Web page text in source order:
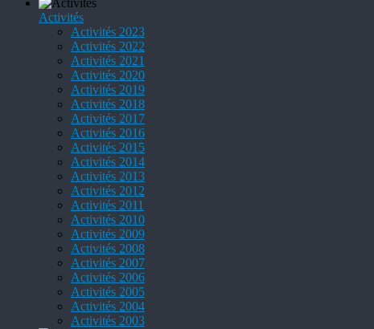
Activités
Activités 2023
Activités 2022
Activités 2021
Activités 2020
Activités 2019
Activités 2018
Activités 2017
Activités 2016
Activités 2015
Activités 2014
Activités 2013
Activités 2012
Activités 2011
Activités 2010
Activités 2009
Activités 2008
Activités 2007
Activités 2006
Activités 2005
Activités 2004
Activités 2003